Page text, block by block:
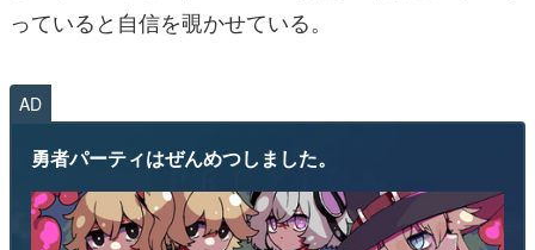
っていると自信を覗かせている。
AD
勇者パーティはぜんめつしました。